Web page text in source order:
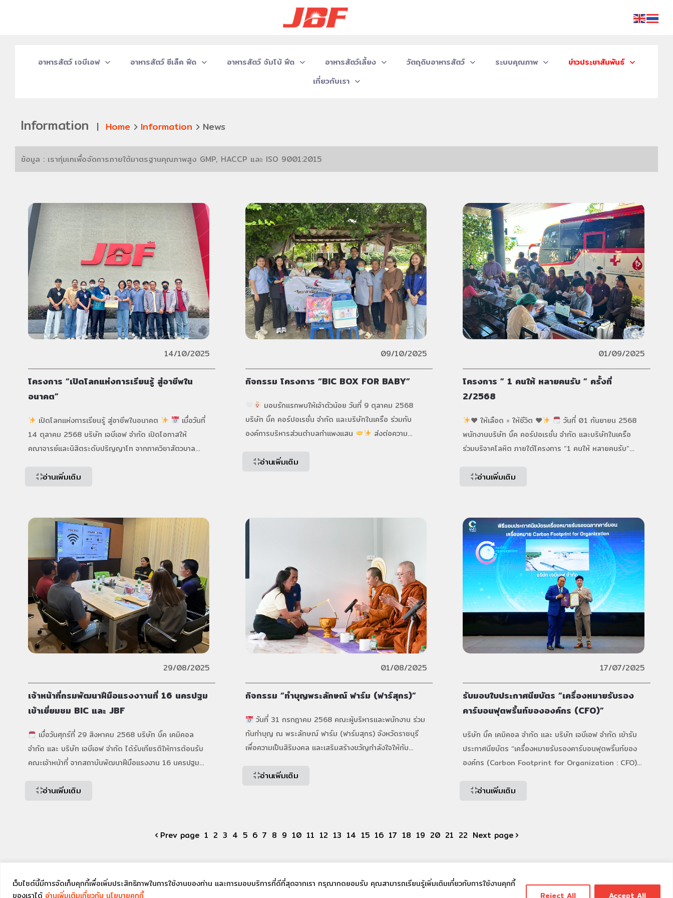
เว็บไซต์นี้มีการจัดเก็บคุกกี้เพื่อเพิ่มประสิทธิภาพในการใช้งานของท่าน และการมอบบริการที่ดีที่สุดจากเรา กรุณากดยอมรับ คุณสามารถเรียนรู้เพิ่มเติมเกี่ยวกับการใช้งานคุกกี้
ของเราได้ อ่านเพิ่มเติมเกี่ยวกับ นโยบายคุกกี้ Reject All Accept All
อาหารสัตว์ เจบีเอฟ อาหารสัตว์ ซีเล็ค ฟีด อาหารสัตว์ จัมโบ้ ฟีด อาหารสัตว์เลี้ยง วัตถุดิบอาหารสัตว์ ระบบคุณภาพ
ข่าวประชาสัมพันธ์
เกี่ยวกับเรา
Information | Home Information News
ข้อมูล : เราทุ่มเทเพื่อจัดการภายใต้มาตรฐานคุณภาพสูง GMP, HACCP และ ISO 9001:2015
14/10/2025
โครงการ “เปิดโลกแห่งการเรียนรู้ สู่อาชีพใน
อนาคต”
เปิดโลกแห่งการเรียนรู้ สู่อาชีพในอนาคต
เมื่อวันที่
14 ตุลาคม 2568 บริษัท เจบีเอฟ จำกัด เปิดโอกาสให้
คณาจารย์และนิสิตระดับปริญญาโท จากภาควิชาสัตวบาล
กำแพงแสน จังหวัดนครปฐม ได้เข้าเยี่ยมชมและศึกษาดูงาน
อ่านเพิ่มเติม
09/10/2025
กิจกรรม โครงการ “BIC BOX FOR BABY”
มอบรักแรกพบให้เจ้าตัวน้อย วันที่ 9 ตุลาคม 2568
บริษัท บิ๊ค คอร์ปอเรชั่น จำกัด และบริษัทในเครือ ร่วมกับ
องค์การบริหารส่วนตำบลกำแพงแสน
ส่งต่อความ
แม่
มอบอุปกรณ์จำเป็นสำหรับเด็กแรกเกิด
อ่านเพิ่มเติม
01/09/2025
โครงการ ” 1 คนให้ หลายคนรับ ” ครั้งที่
2/2568
♥️ ให้เลือด = ให้ชีวิต ♥️
วันที่ 01 กันยายน 2568
พนักงานบริษัท บิ๊ค คอร์ปอเรชั่น จำกัด และบริษัทในเครือ
ร่วมบริจาคโลหิต ภายใต้โครงการ “1 คนให้ หลายคนรับ”
อ่านเพิ่มเติม
29/08/2025
เจ้าหน้าที่กรมพัฒนาฝีมือแรงงาานที่ 16 นครปฐม
เข้าเยี่ยมชม BIC และ JBF
เมื่อวันศุกร์ที่ 29 สิงหาคม 2568 บริษัท บิ๊ค เคมิคอล
จำกัด และ บริษัท เจบีเอฟ จำกัด ได้รับเกียรติให้การต้อนรับ
คณะเจ้าหน้าที่ จากสถาบันพัฒนาฝีมือแรงงาน 16 นครปฐม
ความรู้ ความสามารถเฉพาะด้าน (ช่างไฟฟ้า) นำทีมโดย คุณฐา
อ่านเพิ่มเติม
01/08/2025
กิจกรรม “ทำบุญพระลักษณ์ ฟาร์ม (ฟาร์สุกร)”
วันที่ 31 กรกฎาคม 2568 คณะผู้บริหารและพนักงาน ร่วม
กันทำบุญ ณ พระลักษณ์ ฟาร์ม (ฟาร์มสุกร) จังหวัดราชบุรี
เพื่อความเป็นสิริมงคล และเสริมสร้างขวัญกำลังใจให้กับ
#ฟาร์มสุกรราชบุรี #jbf #bicchemical
อ่านเพิ่มเติม
17/07/2025
รับมอบใบประกาศนียบัตร “เครื่องหมายรับรอง
คาร์บอนฟุตพริ้นท์ขององค์กร (CFO)”
บริษัท บิ๊ค เคมิคอล จำกัด และ บริษัท เจบีเอฟ จำกัด เข้ารับ
ประกาศนียบัตร “เครื่องหมายรับรองคาร์บอนฟุตพริ้นท์ของ
องค์กร (Carbon Footprint for Organization : CFO)”
(องค์การมหาชน)
อ่านเพิ่มเติม
Prev page 1 2 3 4 5 6 7 8 9 10 11 12 13 14 15 16 17 18 19 20 21 22 Next page